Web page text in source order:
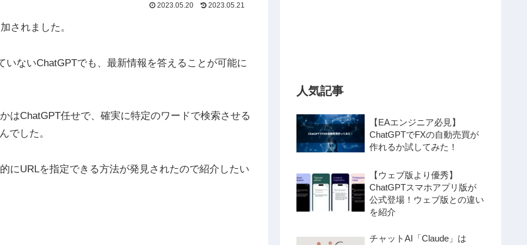
2023.05.20 2023.05.21
されました。
ないChatGPTでも、最新情報を答えることが可能に
はChatGPT任せで、確実に特定のワードで検索させる
でした。
にURLを指定できる方法が発見されたので紹介したい
人気記事
【EAエンジニア必見】
ChatGPTでFXの自動売買が
作れるか試してみた！
【ウェブ版より優秀】
ChatGPTスマホアプリ版が
公式登場！ウェブ版との違い
を紹介
チャットAI「Claude」は